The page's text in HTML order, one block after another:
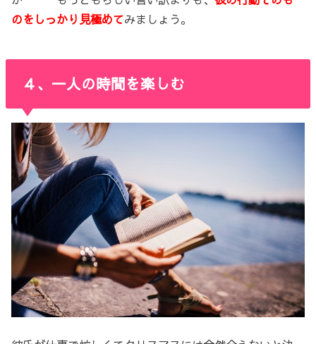
のをしっかり見極めてみましょう。
４、一人の時間を楽しむ